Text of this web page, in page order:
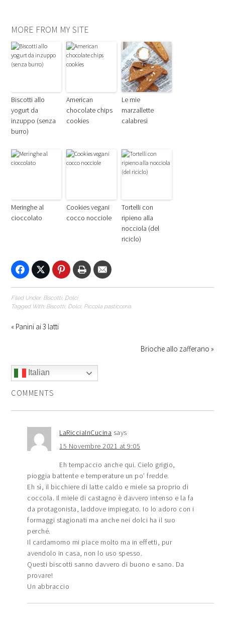
MORE FROM MY SITE
Biscotti allo
yogurt da
inzuppo (senza
burro)
American
chocolate chips
cookies
Le mie
marzallette
calabresi
Meringhe al
cioccolato
Cookies vegani
cocco nocciole
Tortelli con
ripieno alla
nocciola (del
riciclo)
Filed Under: Biscotti, Dolci
Tagged With: Biscotti, Dolci, Piccola pasticceria
« Panini ai 3 latti
Brioche allo zafferano »
Italian
COMMENTS
LaRicciaInCucina says
15 Novembre 2021 at 9:05
Eh tempaccio anche qui. Cielo grigio,
pioggia battente e temperature un po’ fredde.
Eh sì, il bicchiere di latte caldo e miele sa proprio di
coccola. Il miele di castagno è davvero intenso e la fa
da protagonista, laddove impiegato. Io lo adoro con i
formaggi stagionati ma anche nei dolci ha il suo
perché.
Il cardamomo mi piace molto ma in effetti, pur
avendolo in casa, non lo uso spesso.
Questi biscotti sanno davvero di buono e sano. Da
provare!
Un abbraccio